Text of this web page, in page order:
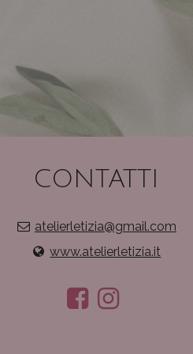
CONTATTI
atelierletizia@gmail.com
www.atelierletizia.it